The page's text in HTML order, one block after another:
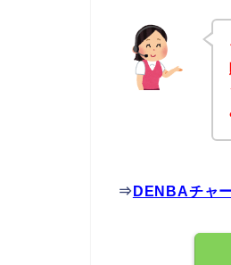
⇒ DENBAチャ